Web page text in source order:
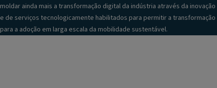
moldar ainda mais a transformação digital da indústria através da inovação
e de serviços tecnologicamente habilitados para permitir a transformação
para a adoção em larga escala da mobilidade sustentável.